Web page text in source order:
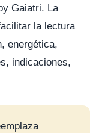
Gaiatri. La
la lectura
energética,
indicaciones,